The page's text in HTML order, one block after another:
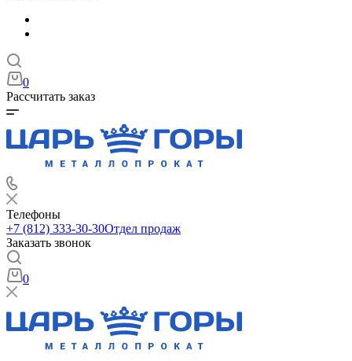
0
Рассчитать заказ
Телефоны
+7 (812) 333-30-30Отдел продаж
Заказать звонок
0